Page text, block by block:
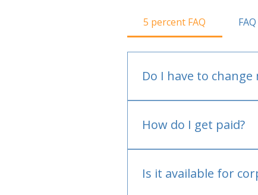
5 percent FAQ
Do I have to
How do I get paid?
Is it available for